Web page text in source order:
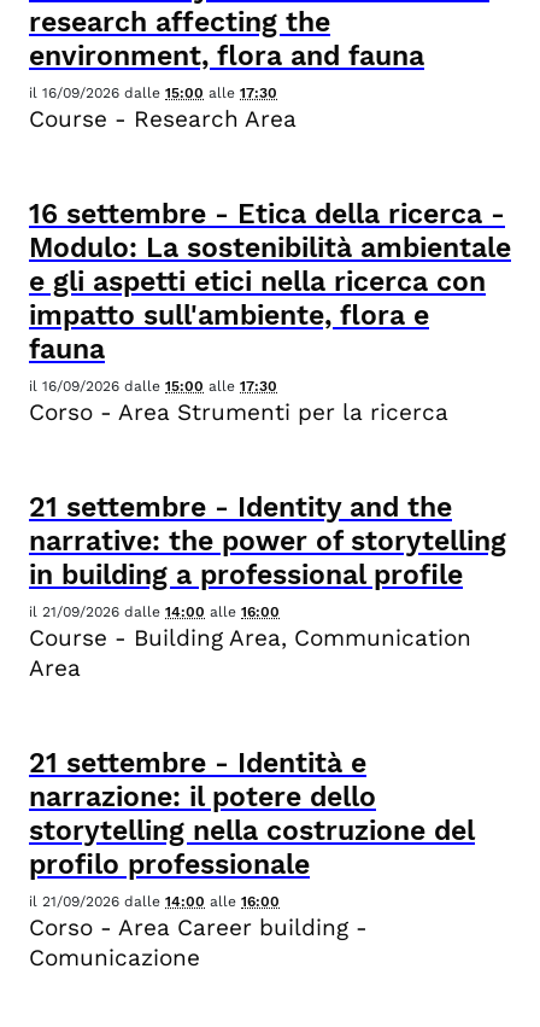
research affecting the
environment, flora and fauna
il 16/09/2026 dalle 15:00 alle 17:30
Course - Research Area
16 settembre - Etica della ricerca -
Modulo: La sostenibilità ambientale
e gli aspetti etici nella ricerca con
impatto sull'ambiente, flora e
fauna
il 16/09/2026 dalle 15:00 alle 17:30
Corso - Area Strumenti per la ricerca
21 settembre - Identity and the
narrative: the power of storytelling
in building a professional profile
il 21/09/2026 dalle 14:00 alle 16:00
Course - Building Area, Communication
Area
21 settembre - Identità e
narrazione: il potere dello
storytelling nella costruzione del
profilo professionale
il 21/09/2026 dalle 14:00 alle 16:00
Corso - Area Career building -
Comunicazione